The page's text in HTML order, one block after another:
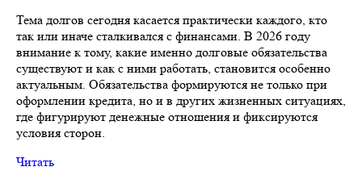
Тема долгов сегодня касается практически каждого, кто
так или иначе сталкивался с финансами. В 2026 году
внимание к тому, какие именно долговые обязательства
существуют и как с ними работать, становится особенно
актуальным. Обязательства формируются не только при
оформлении кредита, но и в других жизненных ситуациях,
где фигурируют денежные отношения и фиксируются
условия сторон.
Читать